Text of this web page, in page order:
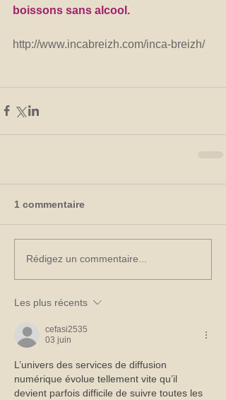
boissons sans alcool.
http://www.incabreizh.com/inca-breizh/
1 commentaire
Rédigez un commentaire...
Les plus récents
cefasi2535
03 juin
L’univers des services de diffusion
numérique évolue tellement vite qu’il
devient parfois difficile de suivre toutes les